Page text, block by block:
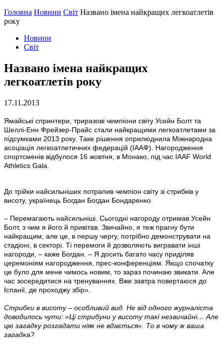
Головна Новини Світ Названо імена найкращих легкоатлетів
року
Новини
Світ
Названо імена найкращих
легкоатлетів року
17.11.2013
Ямайські спринтери, триразові чемпіони світу Усейн Болт та
Шеллі-Енн Фрейзер-Прайс стали найкращими легкоатлетами за
підсумками 2013 року. Таке рішення оприлюднила Міжнародна
асоціація легкоатлетичних федерацій (ІААФ). Нагородження
спортсменів відбулося 16 жовтня, в Монако, під час IAAF World
Athletics Gala.
До трійки найсильніших потрапив чемпіон світу зі стрибків у
висоту, українець Богдан Богдан Бондаренко.
– Перемагають найсильніші. Сьогодні нагороду отримав Усейн
Болт, з чим я його й привітав. Звичайно, я теж прагну бути
найкращим, але це, в першу чергу, потрібно демонструвати на
стадіоні, в секторі. Ті перемоги й дозволяють вигравати інші
нагороди, – каже Богдан. – Я досить багато часу приділяв
церемоніям нагородження, прес-конференціям. Якщо спочатку
це було для мене чимось новим, то зараз починаю звикати. Але
час зосередитися на тренуваннях. Вже завтра повертаюся до
Іспанії, де проходжу збір».
Стрибки в висоту – особливий вид. Не від одного журналіста
доводилось чути: «Ці стрибуни у висоту такі незвичайні… Але
цю загадку розгадати ніяк не вдається». То в чому ж ваша
загадка?